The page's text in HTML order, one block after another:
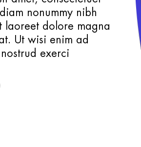
nonummy nibh
laoreet dolore magna
Ut wisi enim ad
exerci